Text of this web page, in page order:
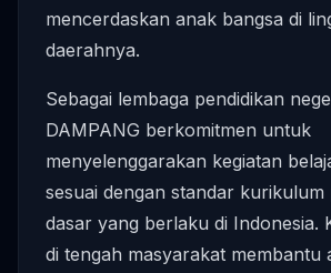
mencerdaskan anak bangsa di
daerahnya.
Sebagai lembaga pendidikan
DAMPANG berkomitmen untuk
menyelenggarakan kegiatan
sesuai dengan standar kurikulum
dasar yang berlaku di Indonesia.
di tengah masyarakat membantu